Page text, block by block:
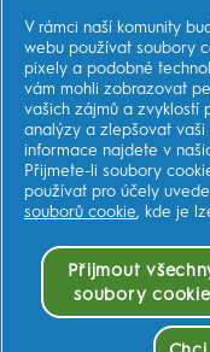
OBCHOD
SOUVISEJÍCÍ
V rámci naší komunity
webu používat soubory
pixely a podobné
vám mohli zobrazovat
vašich zájmů a zvyklostí
analýzy a zlepšovat vaši
informace najdete v
Přijmete-li soubory
používat pro účely
souborů cookie, kde je
Přijmout
soubory cookie